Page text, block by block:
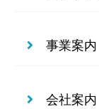
事業案内
会社案内